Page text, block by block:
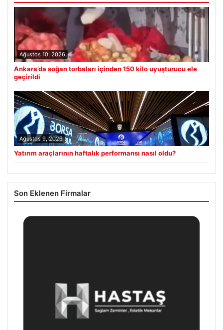
Ağustos 10, 2026
Ankara’da soğan torbaları içinden 150 kilo uyuşturucu ele
geçirildi
Ağustos 9, 2026
Yatırım araçlarının haftalık performansı nasıl oldu?
Son Eklenen Firmalar